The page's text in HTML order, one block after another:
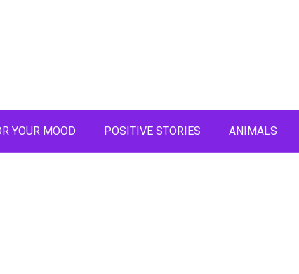
YOUR MOOD POSITIVE STORIES ANIMALS